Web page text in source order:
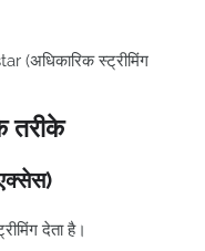
(अधिकारिक स्ट्रीमिंग
तरीके
देता है।